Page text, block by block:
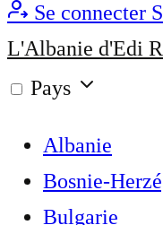
Se connecter
L'Albanie d'Edi
Pays
Albanie
Bosnie-
Bulgarie